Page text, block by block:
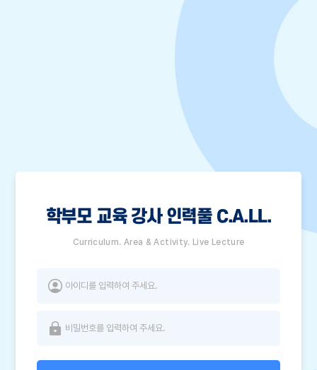
학부모 교육 강사 인력풀 C.A.LL.
Curriculum. Area & Activity. Live Lecture